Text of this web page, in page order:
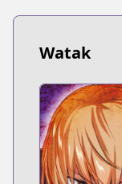
Watak